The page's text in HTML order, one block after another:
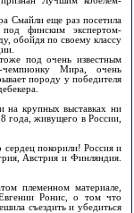
Смайли еще раз посетила
финским экспертом-
обойдя по своему классу
под очень известным
чемпионку Мира, очень
породу у победителя
крупных выставках ни
года, живущего в России,
сердец покорили! Россия и
Австрия и Финляндия.
племенном материале,
Ронис, о том что
съездить и убедиться